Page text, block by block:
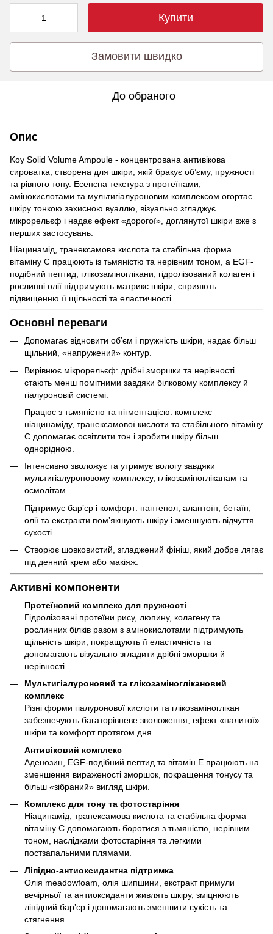
Купити
Замовити швидко
До обраного
Опис
Koy Solid Volume Ampoule - концентрована антивікова
сироватка, створена для шкіри, якій бракує обʼєму, пружності
та рівного тону. Есенсна текстура з протеїнами,
амінокислотами та мультигіалуроновим комплексом огортає
шкіру тонкою захисною вуаллю, візуально згладжує
мікрорельєф і надає ефект «дорогої», доглянутої шкіри вже з
перших застосувань.
Ніацинамід, транексамова кислота та стабільна форма
вітаміну С працюють із тьмяністю та нерівним тоном, а EGF-
подібний пептид, глікозаміноглікани, гідролізований колаген і
рослинні олії підтримують матрикс шкіри, сприяють
підвищенню її щільності та еластичності.
Основні переваги
Допомагає відновити обʼєм і пружність шкіри, надає більш
щільний, «напружений» контур.
Вирівнює мікрорельєф: дрібні зморшки та нерівності
стають менш помітними завдяки білковому комплексу й
гіалуроновій системі.
Працює з тьмяністю та пігментацією: комплекс
ніацинаміду, транексамової кислоти та стабільного вітаміну
С допомагає освітлити тон і зробити шкіру більш
однорідною.
Інтенсивно зволожує та утримує вологу завдяки
мультигіалуроновому комплексу, глікозаміногліканам та
осмолітам.
Підтримує барʼєр і комфорт: пантенол, алантоїн, бетаїн,
олії та екстракти помʼякшують шкіру і зменшують відчуття
сухості.
Створює шовковистий, згладжений фініш, який добре лягає
під денний крем або макіяж.
Активні компоненти
Протеїновий комплекс для пружності
Гідролізовані протеїни рису, люпину, колагену та
рослинних білків разом з амінокислотами підтримують
щільність шкіри, покращують її еластичність та
допомагають візуально згладити дрібні зморшки й
нерівності.
Мультигіалуроновий та глікозаміноглікановий
комплекс
Різні форми гіалуронової кислоти та глікозаміноглікан
забезпечують багаторівневе зволоження, ефект «налитої»
шкіри та комфорт протягом дня.
Антивіковий комплекс
Аденозин, EGF-подібний пептид та вітамін E працюють на
зменшення вираженості зморшок, покращення тонусу та
більш «зібраний» вигляд шкіри.
Комплекс для тону та фотостаріння
Ніацинамід, транексамова кислота та стабільна форма
вітаміну C допомагають боротися з тьмяністю, нерівним
тоном, наслідками фотостаріння та легкими
постзапальними плямами.
Ліпідно-антиоксидантна підтримка
Олія meadowfoam, олія шипшини, екстракт примули
вечірньої та антиоксиданти живлять шкіру, зміцнюють
ліпідний барʼєр і допомагають зменшити сухість та
стягнення.